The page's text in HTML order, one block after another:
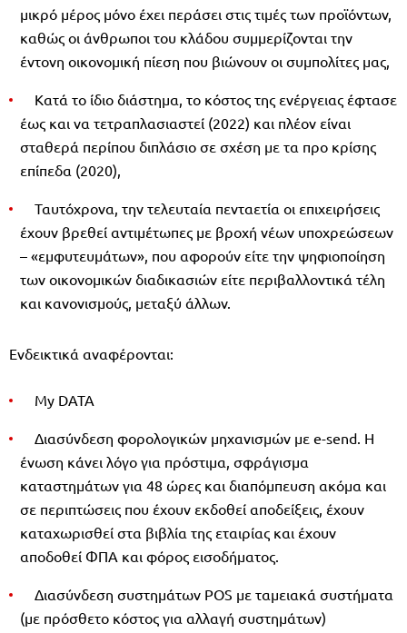
μικρό μέρος μόνο έχει περάσει στις τιμές των προϊόντων,
καθώς οι άνθρωποι του κλάδου συμμερίζονται την
έντονη οικονομική πίεση που βιώνουν οι συμπολίτες μας,
Κατά το ίδιο διάστημα, το κόστος της ενέργειας έφτασε
έως και να τετραπλασιαστεί (2022) και πλέον είναι
σταθερά περίπου διπλάσιο σε σχέση με τα προ κρίσης
επίπεδα (2020),
Ταυτόχρονα, την τελευταία πενταετία οι επιχειρήσεις
έχουν βρεθεί αντιμέτωπες με βροχή νέων υποχρεώσεων
– «εμφυτευμάτων», που αφορούν είτε την ψηφιοποίηση
των οικονομικών διαδικασιών είτε περιβαλλοντικά τέλη
και κανονισμούς, μεταξύ άλλων.
Ενδεικτικά αναφέρονται:
My DATA
Διασύνδεση φορολογικών μηχανισμών με e-send. Η
ένωση κάνει λόγο για πρόστιμα, σφράγισμα
καταστημάτων για 48 ώρες και διαπόμπευση ακόμα και
σε περιπτώσεις που έχουν εκδοθεί αποδείξεις, έχουν
καταχωρισθεί στα βιβλία της εταιρίας και έχουν
αποδοθεί ΦΠΑ και φόρος εισοδήματος.
Διασύνδεση συστημάτων POS με ταμειακά συστήματα
(με πρόσθετο κόστος για αλλαγή συστημάτων)